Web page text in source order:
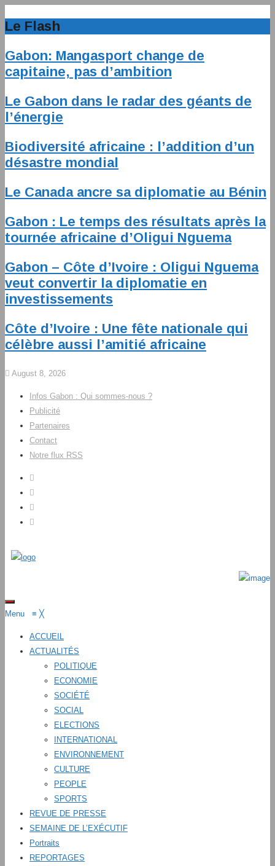
Le Flash
Gabon: Mangasport change de
capitaine, pas d’ambition
Le Gabon dans le radar des géants de
l’énergie
Biodiversité africaine : l’addition d’un
désastre mondial
Le Canada ancre sa diplomatie au Bénin
Gabon : Le temps des résultats après la
tournée africaine d’Oligui Nguema
Gabon – Côte d’Ivoire : Oligui Nguema
veut convertir la diplomatie en
investissements
Côte d’Ivoire : Une fête nationale qui
célèbre aussi l’amitié africaine
August 8, 2026
Infos Gabon : Qui sommes-nous ?
Publicité
Partenaires
Contact
Notre flux RSS
Menu ≡ ╳
ACCUEIL
ACTUALITÉS
POLITIQUE
ECONOMIE
SOCIÉTÉ
SOCIAL
ELECTIONS
INTERNATIONAL
ENVIRONNEMENT
CULTURE
PEOPLE
SPORTS
REVUE DE PRESSE
SEMAINE DE L’EXÉCUTIF
Portraits
REPORTAGES